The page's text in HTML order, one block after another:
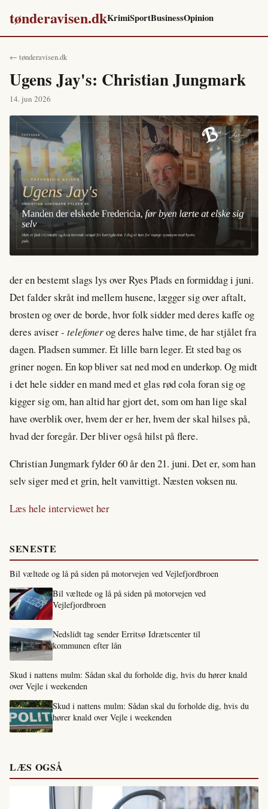
tønderavisen.dkKrimiSportBusinessOpinion
← tønderavisen.dk
Ugens Jay's: Christian Jungmark
14. jun 2026
der en bestemt slags lys over Ryes Plads en formiddag i juni.
Det falder skråt ind mellem husene, lægger sig over aftalt,
brosten og over de borde, hvor folk sidder med deres kaffe og
deres aviser - telefonerog deres halve time, de har stjålet fra
dagen. Pladsen summer. Et lille barn leger. Et sted bag os
griner nogen. En kop bliver sat ned mod en underkop. Og midt
i det hele sidder en mand med et glas rød cola foran sig og
kigger sig om, han altid har gjort det, som om han lige skal
have overblik over, hvem der er her, hvem der skal hilses på,
hvad der foregår. Der bliver også hilst på flere.
Christian Jungmark fylder 60 år den 21. juni. Det er, som han
selv siger med et grin, helt vanvittigt. Næsten voksen nu.
Læs hele interviewet her
SENESTE
Bil væltede og lå på siden på motorvejen ved Vejlefjordbroen
Bil væltede og lå på siden på motorvejen ved
Vejlefjordbroen
Nedslidt tag sender Erritsø Idrætscenter til
kommunen efter lån
Skud i nattens mulm: Sådan skal du forholde dig, hvis du hører knald
over Vejle i weekenden
Skud i nattens mulm: Sådan skal du forholde dig, hvis du
hører knald over Vejle i weekenden
LÆS OGSÅ